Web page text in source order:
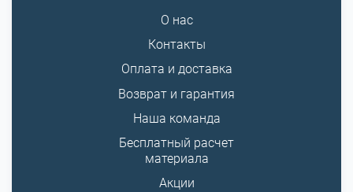
О нас
Контакты
Оплата и доставка
Возврат и гарантия
Наша команда
Бесплатный расчет
материала
Акции